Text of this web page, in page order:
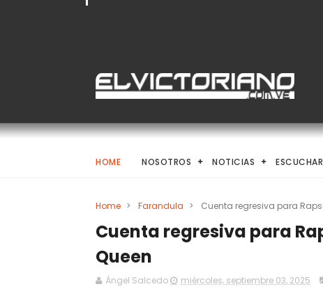
HOME NOSOTROS NOTICIAS
Home > Farandula > Cuenta regresiva para
Cuenta regresiva para
Queen
Ángel Salcedo miércoles, septiembre 03, 2025